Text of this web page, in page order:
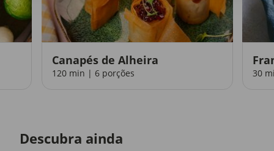
Canapés de Alheira
120 min | 6 porções 30
Descubra ainda